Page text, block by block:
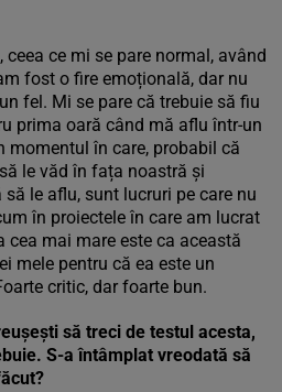
ce mi se pare normal, având
fost o fire emoțională, dar nu
fel. Mi se pare că trebuie să fiu
prima oară când mă aflu într-un
momentul în care, probabil că
le văd în fața noastră și
le aflu, sunt lucruri pe care nu
în proiectele în care am lucrat
cea mai mare este ca această
mele pentru că ea este un
critic, dar foarte bun.
să treci de testul acesta,
S-a întâmplat vreodată să